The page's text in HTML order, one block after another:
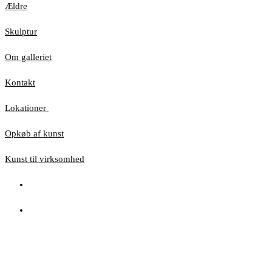
Ældre
Skulptur
Om galleriet
Kontakt
Lokationer
Opkøb af kunst
Kunst til virksomhed